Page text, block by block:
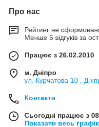
Про нас
Рейтинг не
Менше 5 відгуків за
Працює з 26.02.2010
м. Дніпро
ул. Курчатова 10 ,
Контакти
Сьогодні працює з
Показати весь